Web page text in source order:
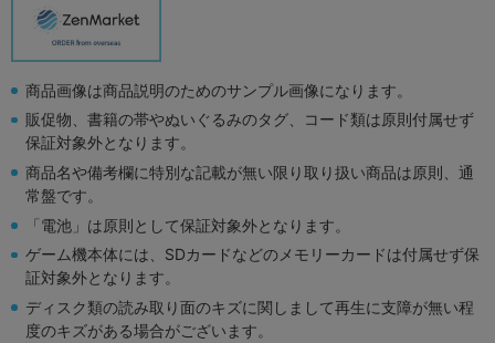
商品画像は商品説明のためのサンプル画像になります。
販促物、書籍の帯やぬいぐるみのタグ、コード類は原則付属せず
保証対象外となります。
商品名や備考欄に特別な記載が無い限り取り扱い商品は原則、通
常盤です。
「電池」は原則として保証対象外となります。
ゲーム機本体には、SDカードなどのメモリーカードは付属せず保
証対象外となります。
ディスク類の読み取り面のキズに関しまして再生に支障が無い程
度のキズがある場合がございます。